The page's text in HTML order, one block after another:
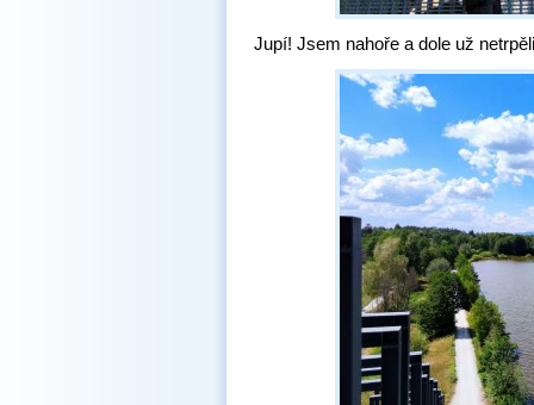
Jupí! Jsem nahoře a dole už